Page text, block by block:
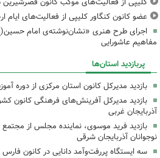
عضو کانون کنگاور کلیپی از فعالیت‌های ایام
اجرای طرح هنری «نشان‌نوشته‌ی امام
مفاهیم عاشورایی
پربازدید استان‌ها
بازدید مدیرکل کانون استان مرکزی از دوره
بازدید مدیرکل آفرینش‌های فرهنگی کانون
آذربایجان غربی
بازدید فرید موسوی، نماینده مجلس از
نوجوانان آذربایجان شرقی
سه ایستگاه پررفت‌وآمد دانایی در کانون فارس